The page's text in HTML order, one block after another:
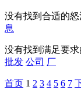
没有找到合适的
息
没有找到满足要
批发 公司 厂
首页 1 2 3 4 5 6 7